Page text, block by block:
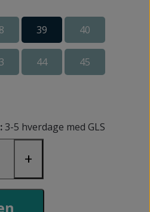
39 40
44 45
3-5 hverdage med GLS
+